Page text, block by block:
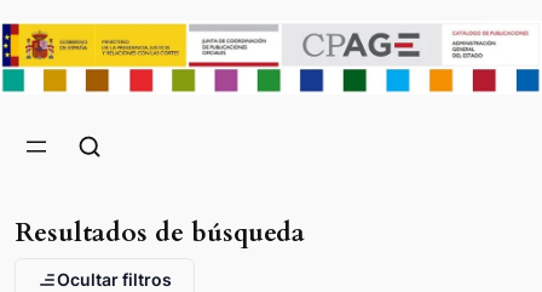
Resultados de búsqueda
Ocultar filtros